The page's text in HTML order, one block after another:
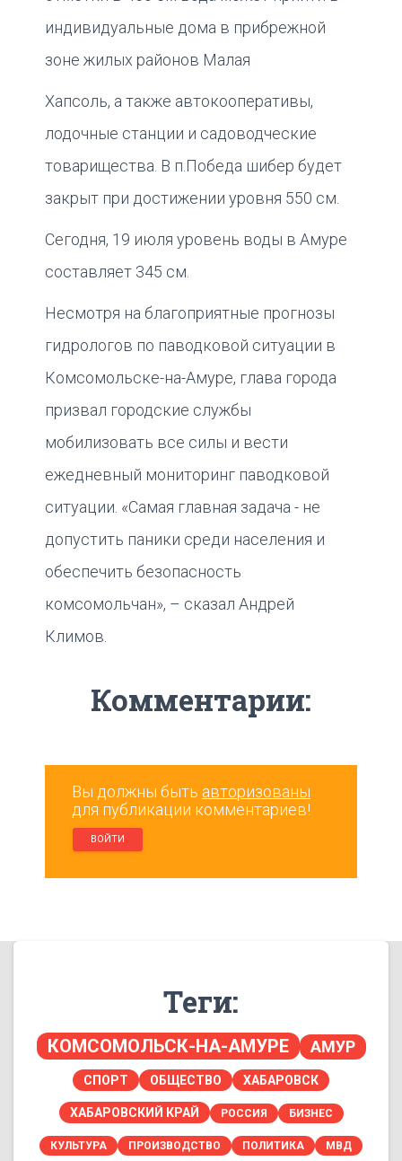
индивидуальные дома в прибрежной
зоне жилых районов Малая
Хапсоль, а также автокооперативы,
лодочные станции и садоводческие
товарищества. В п.Победа шибер будет
закрыт при достижении уровня 550 см.
Сегодня, 19 июля уровень воды в Амуре
составляет 345 см.
Несмотря на благоприятные прогнозы
гидрологов по паводковой ситуации в
Комсомольске-на-Амуре, глава города
призвал городские службы
мобилизовать все силы и вести
ежедневный мониторинг паводковой
ситуации. «Самая главная задача - не
допустить паники среди населения и
обеспечить безопасность
комсомольчан», – сказал Андрей
Климов.
Комментарии:
Вы должны быть авторизованы
для публикации комментариев!
ВОЙТИ
Теги:
КОМСОМОЛЬСК-НА-АМУРЕ АМУР
СПОРТ ОБЩЕСТВО ХАБАРОВСК
ХАБАРОВСКИЙ КРАЙ РОССИЯ БИЗНЕС
КУЛЬТУРА ПРОИЗВОДСТВО ПОЛИТИКА МВД